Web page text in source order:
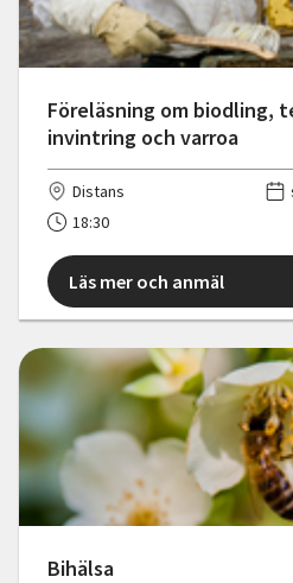
Föreläsning om biodling,
invintring och varroa
Distans
18:30
Läs mer och anmäl
Bihälsa